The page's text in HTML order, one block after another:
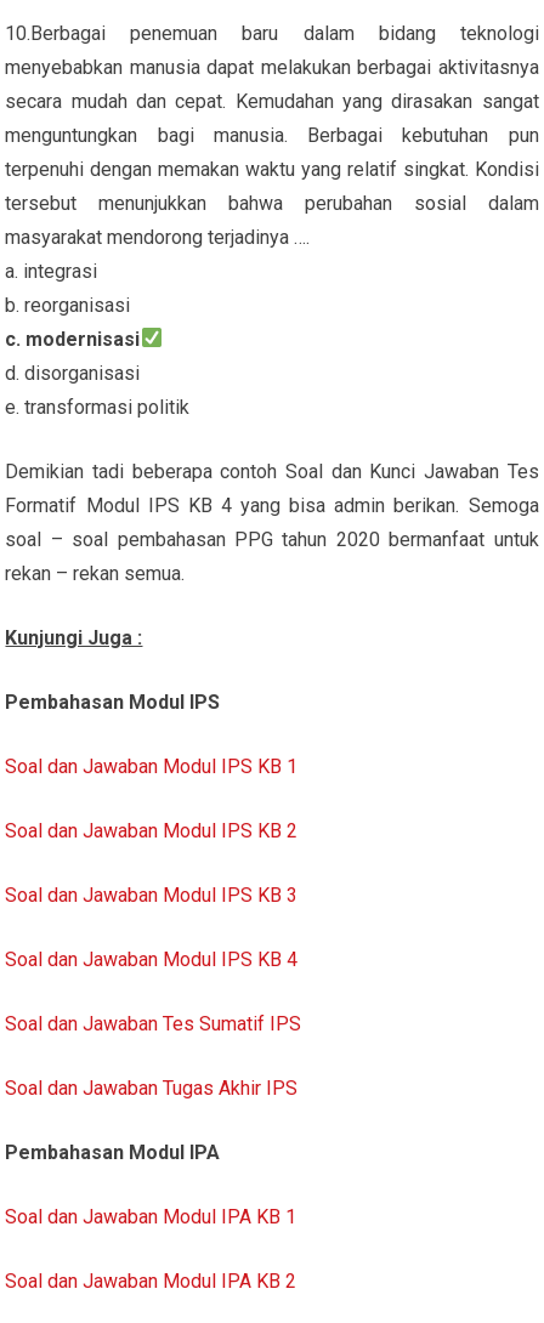
10.Berbagai penemuan baru dalam bidang teknologi
menyebabkan manusia dapat melakukan berbagai aktivitasnya
secara mudah dan cepat. Kemudahan yang dirasakan sangat
menguntungkan bagi manusia. Berbagai kebutuhan pun
terpenuhi dengan memakan waktu yang relatif singkat. Kondisi
tersebut menunjukkan bahwa perubahan sosial dalam
masyarakat mendorong terjadinya ….
a. integrasi
b. reorganisasi
c. modernisasi
d. disorganisasi
e. transformasi politik
Demikian tadi beberapa contoh Soal dan Kunci Jawaban Tes
Formatif Modul IPS KB 4 yang bisa admin berikan. Semoga
soal – soal pembahasan PPG tahun 2020 bermanfaat untuk
rekan – rekan semua.
Kunjungi Juga :
Pembahasan Modul IPS
Soal dan Jawaban Modul IPS KB 1
Soal dan Jawaban Modul IPS KB 2
Soal dan Jawaban Modul IPS KB 3
Soal dan Jawaban Modul IPS KB 4
Soal dan Jawaban Tes Sumatif IPS
Soal dan Jawaban Tugas Akhir IPS
Pembahasan Modul IPA
Soal dan Jawaban Modul IPA KB 1
Soal dan Jawaban Modul IPA KB 2